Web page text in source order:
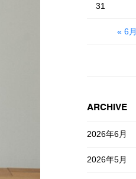
« 6月
31
ARCHIVE
2026年6月
2026年5月